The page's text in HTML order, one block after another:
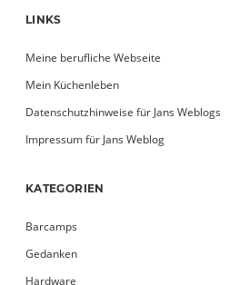
LINKS
Meine berufliche Webseite
Mein Küchenleben
Datenschutzhinweise für Jans Weblogs
Impressum für Jans Weblog
KATEGORIEN
Barcamps
Gedanken
Hardware